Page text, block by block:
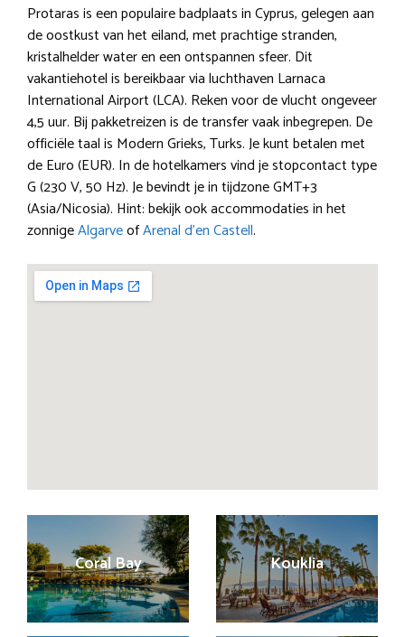
Protaras is een populaire badplaats in Cyprus, gelegen aan
de oostkust van het eiland, met prachtige stranden,
kristalhelder water en een ontspannen sfeer. Dit
vakantiehotel is bereikbaar via luchthaven Larnaca
International Airport (LCA). Reken voor de vlucht ongeveer
4,5 uur. Bij pakketreizen is de transfer vaak inbegrepen. De
officiële taal is Modern Grieks, Turks. Je kunt betalen met
de Euro (EUR). In de hotelkamers vind je stopcontact type
G (230 V, 50 Hz). Je bevindt je in tijdzone GMT+3
(Asia/Nicosia). Hint: bekijk ook accommodaties in het
zonnigeAlgarveofArenal d’en Castell.
Coral Bay Kouklia